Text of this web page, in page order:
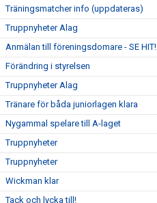
Träningsmatcher info (uppdateras)
Truppnyheter Alag
Anmälan till föreningsdomare - SE HIT!
Förändring i styrelsen
Truppnyheter Alag
Tränare för båda juniorlagen klara
Nygammal spelare till A-laget
Truppnyheter
Truppnyheter
Wickman klar
Tack och lycka till!